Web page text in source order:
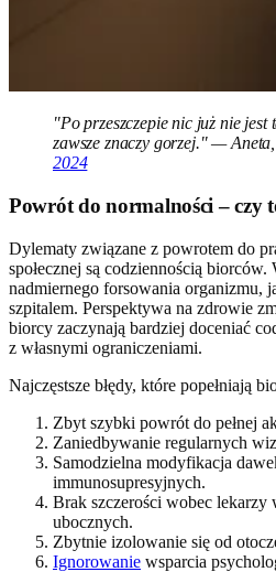
"Po przeszczepie nic już nie jest
zawsze znaczy gorzej." —
2024
Powrót do normalności – czy
Dylematy związane z powrotem do
społecznej są codziennością
nadmiernego forsowania organizmu,
szpitalem. Perspektywa na zdrowie
biorcy zaczynają bardziej doceniać
z własnymi ograniczeniami.
Najczęstsze błędy, które popełniają
Zbyt szybki powrót do pełnej
Zaniedbywanie regularnych
Samodzielna modyfikacja
immunosupresyjnych.
Brak szczerości wobec
ubocznych.
Zbytnie izolowanie się od
Ignorowanie wsparcia